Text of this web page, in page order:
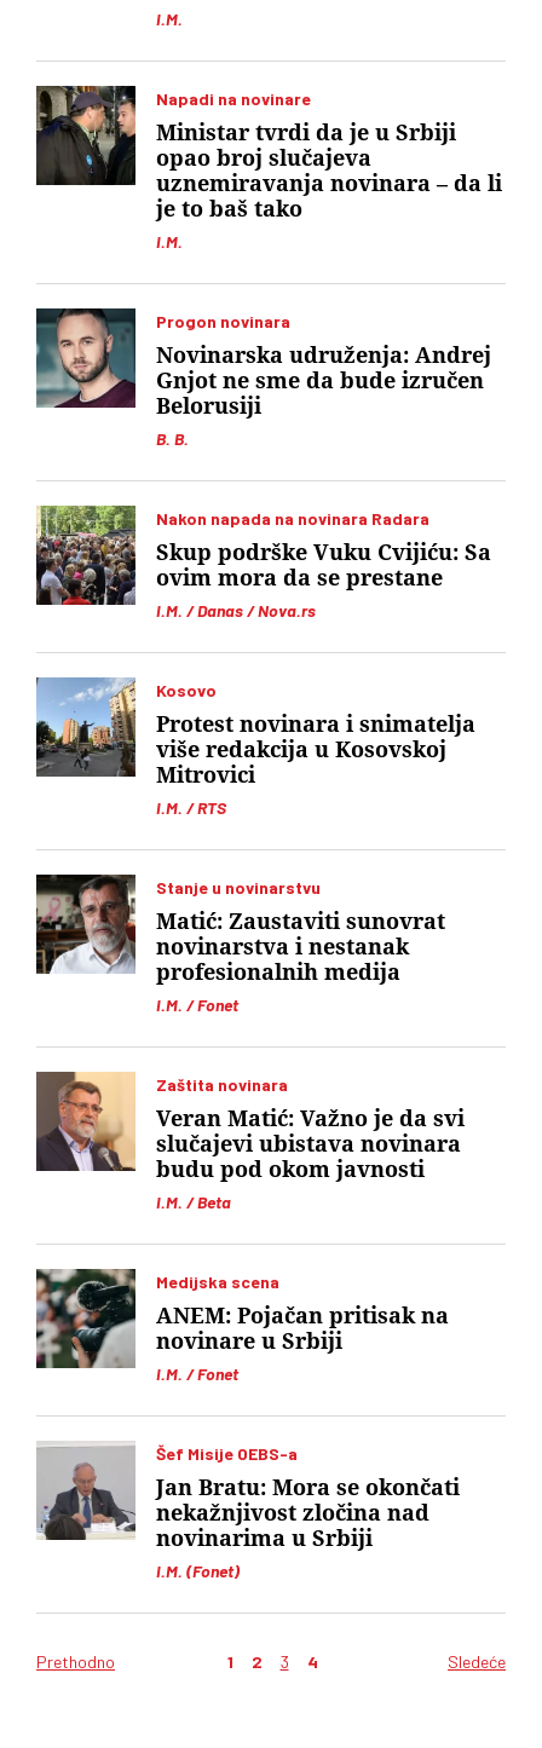
I.M.
Napadi na novinare
I.M.
Ministar tvrdi da je u Srbiji
opao broj slučajeva
uznemiravanja novinara – da li
je to baš tako
Progon novinara
B. B.
Novinarska udruženja: Andrej
Gnjot ne sme da bude izručen
Belorusiji
Nakon napada na novinara Radara
I.M. / Danas / Nova.rs
Skup podrške Vuku Cvijiću: Sa
ovim mora da se prestane
Kosovo
I.M. / RTS
Protest novinara i snimatelja
više redakcija u Kosovskoj
Mitrovici
Stanje u novinarstvu
I.M. / Fonet
Matić: Zaustaviti sunovrat
novinarstva i nestanak
profesionalnih medija
Zaštita novinara
I.M. / Beta
Veran Matić: Važno je da svi
slučajevi ubistava novinara
budu pod okom javnosti
Medijska scena
I.M. / Fonet
ANEM: Pojačan pritisak na
novinare u Srbiji
Šef Misije OEBS-a
I.M. (Fonet)
Jan Bratu: Mora se okončati
nekažnjivost zločina nad
novinarima u Srbiji
Kretanje
Prethodno 1 2 3 4 Sledeće